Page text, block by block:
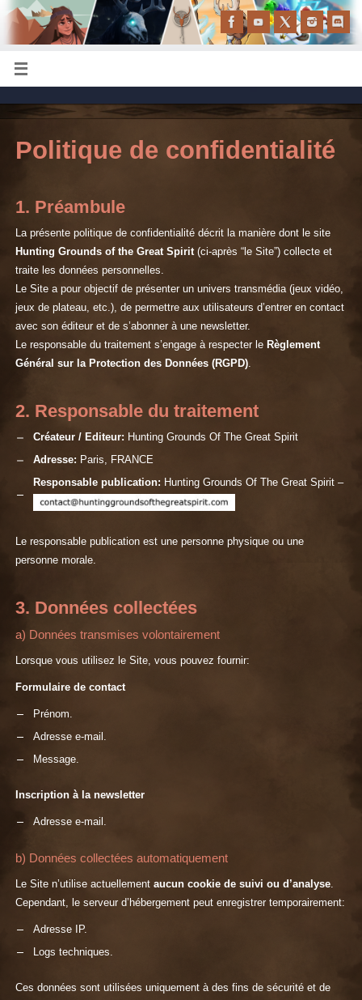
Politique de confidentialité
1. Préambule
La présente politique de confidentialité décrit la manière dont le site
Hunting Grounds of the Great Spirit(ci-après “le Site”) collecte et
traite les données personnelles.
Le Site a pour objectif de présenter un univers transmédia (jeux vidéo,
jeux de plateau, etc.), de permettre aux utilisateurs d’entrer en contact
avec son éditeur et de s’abonner à une newsletter.
Le responsable du traitement s’engage à respecter le Règlement
Général sur la Protection des Données (RGPD).
2. Responsable du traitement
Créateur / Editeur: Hunting Grounds Of The Great Spirit
Adresse: Paris, FRANCE
Responsable publication: Hunting Grounds Of The Great Spirit –
Le responsable publication est une personne physique ou une
personne morale.
3. Données collectées
a) Données transmises volontairement
Lorsque vous utilisez le Site, vous pouvez fournir:
Formulaire de contact
Prénom.
Adresse e-mail.
Message.
Inscription à la newsletter
Adresse e-mail.
b) Données collectées automatiquement
Le Site n’utilise actuellement aucun cookie de suivi ou d’analyse.
Cependant, le serveur d’hébergement peut enregistrer temporairement:
Adresse IP.
Logs techniques.
Ces données sont utilisées uniquement à des fins de sécurité et de